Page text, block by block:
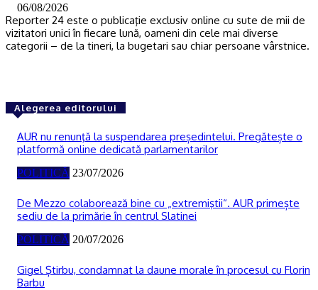
06/08/2026
Reporter 24 este o publicaţie exclusiv online cu sute de mii de
vizitatori unici în fiecare lună, oameni din cele mai diverse
categorii – de la tineri, la bugetari sau chiar persoane vârstnice.
Alegerea editorului
AUR nu renunţă la suspendarea președintelui. Pregătește o
platformă online dedicată parlamentarilor
POLITICĂ 23/07/2026
De Mezzo colaborează bine cu „extremiştii“. AUR primește
sediu de la primărie în centrul Slatinei
POLITICĂ 20/07/2026
Gigel Știrbu, condamnat la daune morale în procesul cu Florin
Barbu